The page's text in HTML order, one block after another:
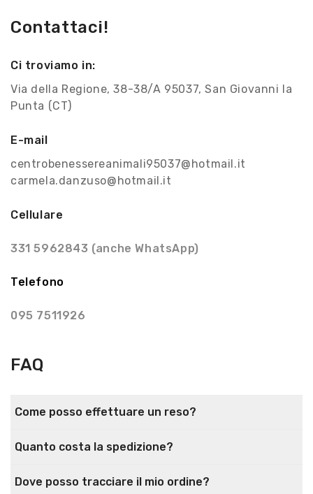
Contattaci!
Ci troviamo in:
Via della Regione, 38-38/A 95037, San Giovanni la
Punta (CT)
E-mail
centrobenessereanimali95037@hotmail.it
carmela.danzuso@hotmail.it
Cellulare
331 5962843 (anche WhatsApp)
Telefono
095 7511926
FAQ
Come posso effettuare un reso?
Quanto costa la spedizione?
Dove posso tracciare il mio ordine?